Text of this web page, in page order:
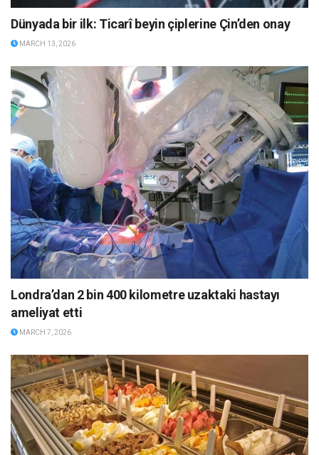
Dünyada bir ilk: Ticarî beyin çiplerine Çin’den onay
MARCH 13, 2026
Londra’dan 2 bin 400 kilometre uzaktaki hastayı
ameliyat etti
MARCH 7, 2026